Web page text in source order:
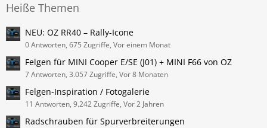
Heiße Themen
NEU: OZ RR40 – Rally-Icone
0 Antworten, 675 Zugriffe, Vor einem Monat
Felgen für MINI Cooper E/SE (J01) + MINI F66 von OZ
7 Antworten, 3.057 Zugriffe, Vor 8 Monaten
Felgen-Inspiration / Fotogalerie
11 Antworten, 9.242 Zugriffe, Vor 2 Jahren
Radschrauben für Spurverbreiterungen